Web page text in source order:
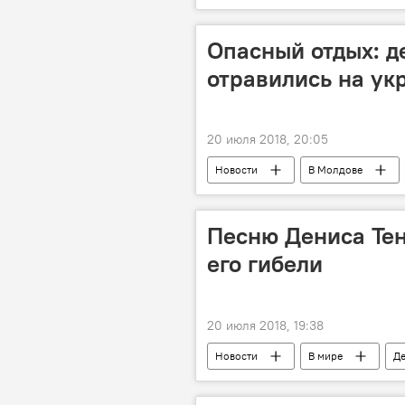
Дональд Трамп санкции
Опасный отдых:
отравились на
20 июля 2018, 20:05
Новости В Молдове
Республика Молдова
отдых
Песню Дениса
его гибели
20 июля 2018, 19:38
Новости В мире
Спорт